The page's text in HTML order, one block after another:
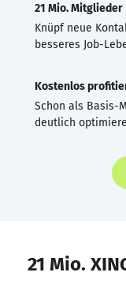
21 Mio. Mitglieder
Knüpf neue
besseres Job-
Kostenlos
Schon als Basis-
deutlich
21 Mio.